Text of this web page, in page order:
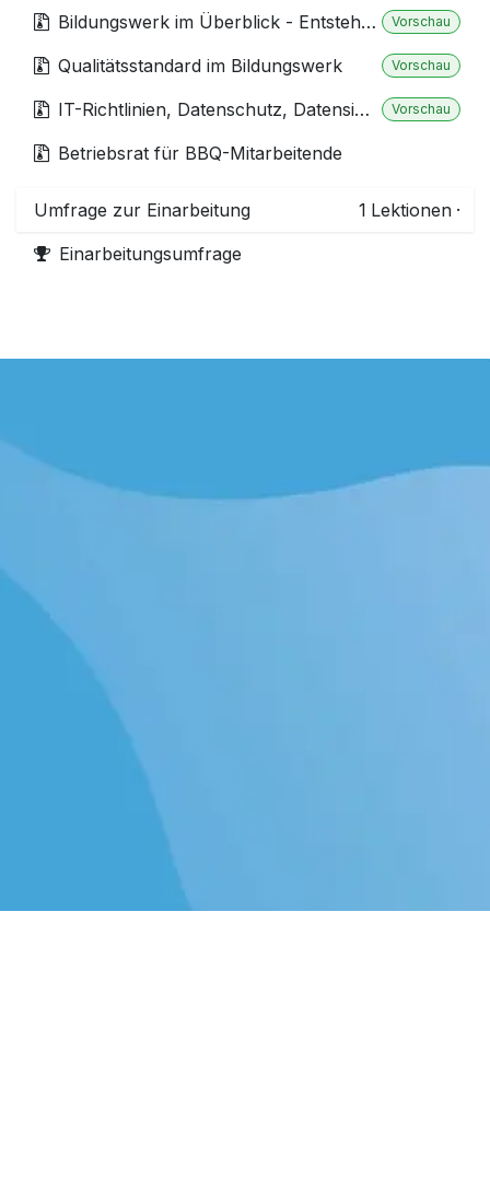
Bildungswerk im Überblick - Entstehung, Niederlassungen/Standorte, Gesellschaften Vorschau
Qualitätsstandard im Bildungswerk Vorschau
IT-Richtlinien, Datenschutz, Datensicherung, Passwortverwaltung Vorschau
Betriebsrat für BBQ-Mitarbeitende
Umfrage zur Einarbeitung 1 Lektionen ·
Einarbeitungsumfrage